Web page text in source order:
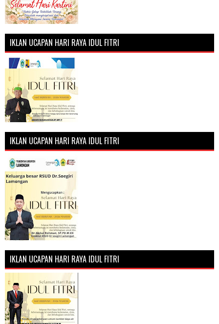
IKLAN UCAPAN HARI RAYA IDUL FITRI
IKLAN UCAPAN HARI RAYA IDUL FITRI
IKLAN UCAPAN HARI RAYA IDUL FITRI